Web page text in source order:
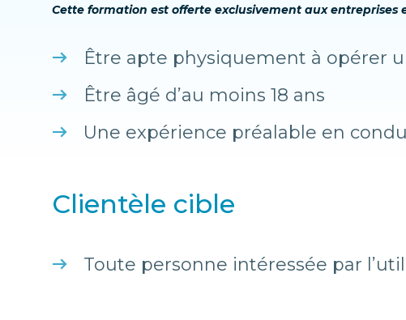
Cette formation est offerte exclusivement aux entreprises
Être apte physiquement à opérer
Être âgé d’au moins 18 ans
Une expérience préalable en
Clientèle cible
Toute personne intéressée par